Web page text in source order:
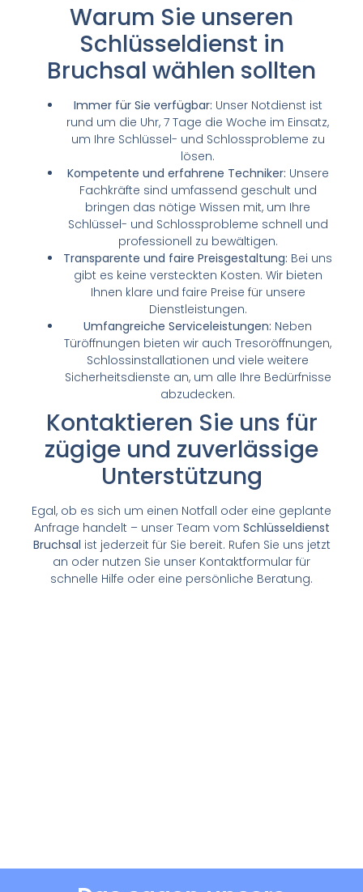
Warum Sie unseren
Schlüsseldienst in
Bruchsal wählen sollten
Immer für Sie verfügbar: Unser Notdienst ist
rund um die Uhr, 7 Tage die Woche im Einsatz,
um Ihre Schlüssel- und Schlossprobleme zu
lösen.
Kompetente und erfahrene Techniker: Unsere
Fachkräfte sind umfassend geschult und
bringen das nötige Wissen mit, um Ihre
Schlüssel- und Schlossprobleme schnell und
professionell zu bewältigen.
Transparente und faire Preisgestaltung: Bei uns
gibt es keine versteckten Kosten. Wir bieten
Ihnen klare und faire Preise für unsere
Dienstleistungen.
Umfangreiche Serviceleistungen: Neben
Türöffnungen bieten wir auch Tresoröffnungen,
Schlossinstallationen und viele weitere
Sicherheitsdienste an, um alle Ihre Bedürfnisse
abzudecken.
Kontaktieren Sie uns für
zügige und zuverlässige
Unterstützung
Egal, ob es sich um einen Notfall oder eine geplante
Anfrage handelt – unser Team vom Schlüsseldienst
Bruchsal ist jederzeit für Sie bereit. Rufen Sie uns jetzt
an oder nutzen Sie unser Kontaktformular für
schnelle Hilfe oder eine persönliche Beratung.